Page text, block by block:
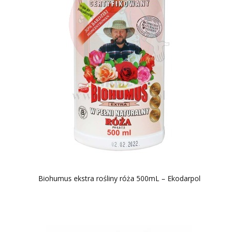
Biohumus ekstra rośliny róża 500mL – Ekodarpol